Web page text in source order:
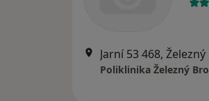
Jarní 53 468,
Poliklinika Železný